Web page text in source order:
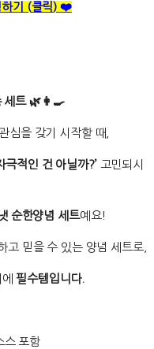
기 (클릭) ❤️
세트 🌿👩‍🍳
심을 갖기 시작할 때,
극적인 건 아닐까?’고민되시
순한양념 세트예요!
고 믿을 수 있는 양념 세트로,
에필수템입니다.
스 포함